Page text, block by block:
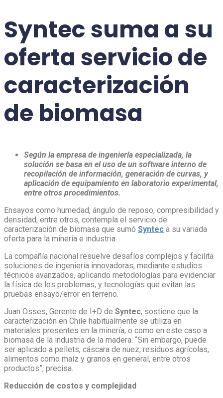
Syntec suma a su
oferta serviciode
caracterización
de biomasa
Según la empresa de ingeniería especializada, la
solución se basa en el uso de un software interno de
recopilación de información, generación de curvas, y
aplicación de equipamiento en laboratorio experimental,
entre otros procedimientos.
Ensayos como humedad, ángulo de reposo, compresibilidad y
densidad, entre otros, contempla el servicio de
caracterización de biomasa que sumó Syntec a su variada
oferta para la minería e industria.
La compañía nacional resuelve desafíos complejos y facilita
soluciones de ingeniería innovadoras, mediante estudios
técnicos avanzados, aplicando metodologías para evidenciar
la física de los problemas, y tecnologías que evitan las
pruebas ensayo/error en terreno.
Juan Osses, Gerente de I+D de Syntec, sostiene que la
caracterización en Chile habitualmente se utiliza en
materiales presentes en la minería, o como en este caso a
biomasa de la industria de la madera. “Sin embargo, puede
ser aplicado a pellets, cáscara de nuez, residuos agrícolas,
alimentos como maíz y granos en general, entre otros
productos”, precisa.
Reducción de costos y complejidad